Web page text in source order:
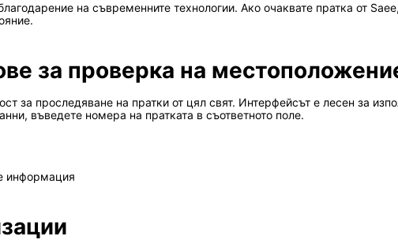
на съвременните технологии. Ако очаквате пратка от
за проверка на
за проследяване на пратки от цял свят. Интерфейсът е лесен за
въведете номера на пратката в съответното поле.
информация